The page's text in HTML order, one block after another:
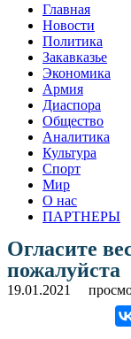
Главная
Новости
Политика
Закавказье
Экономика
Армия
Диаспора
Общество
Аналитика
Культура
Спорт
Мир
О нас
ПАРТНЕРЫ
Огласите
пожалуйста
19.01.2021